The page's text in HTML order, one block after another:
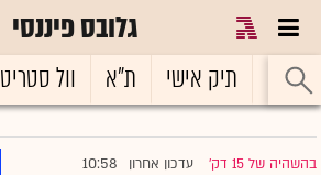
גלובס פיננסי
ראשי תיק אישי ת"א וול סטריט
בהשהיה של 15 דק' |עדכון אחרון 10:58